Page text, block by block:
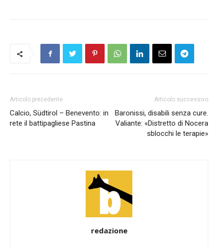
Articolo precedente
Calcio, Südtirol – Benevento: in
rete il battipagliese Pastina
Articolo successivo
Baronissi, disabili senza cure.
Valiante: «Distretto di Nocera
sblocchi le terapie»
redazione